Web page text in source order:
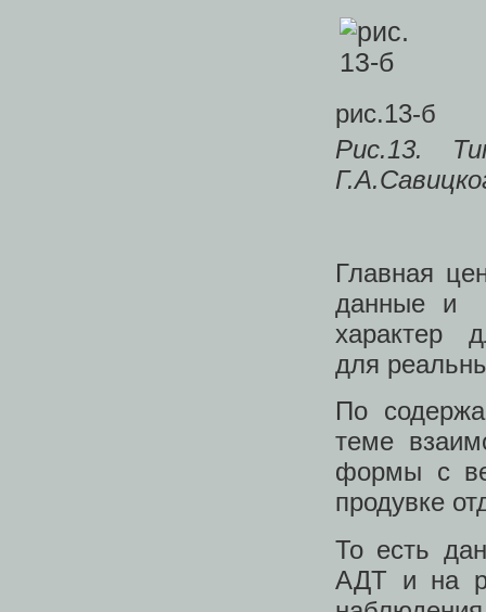
рис.13-б
Рис.13.
Главная
данные и
характер
для
По
теме
формы с
продувке
То есть
АДТ и на